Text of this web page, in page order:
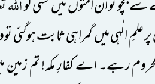
بچو تو ان اُمتوں میں کسی کو
الٰہی میں گمراہی ثابت ہوگئی
رہے۔ اے کفارِ مکہ! تم زمین